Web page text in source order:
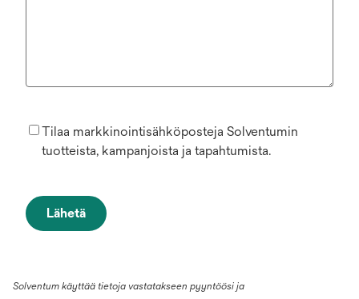
Tilaa markkinointisähköposteja Solventumin
tuotteista, kampanjoista ja tapahtumista.
Lähetä
Solventum käyttää tietoja vastatakseen pyyntöösi ja